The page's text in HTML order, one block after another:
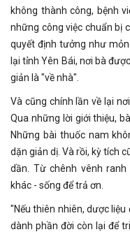
không thành công, bệnh
những công việc chuẩn bị
quyết định tưởng như
lại tỉnh Yên Bái, nơi bà
giản là "về nhà".
Và cũng chính lần về lại
Qua những lời giới thiệu,
Những bài thuốc nam
dặn giản dị. Và rồi, kỳ tích
dần. Từ chênh vênh
khác - sống để trả ơn.
"Nếu thiên nhiên, dược
dành phần đời còn lại để